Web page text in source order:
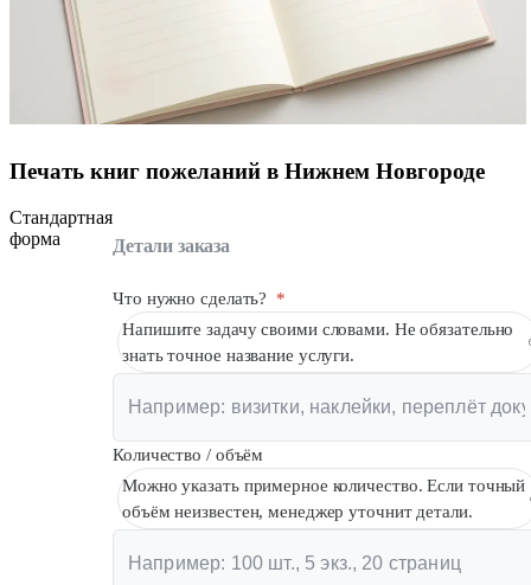
Печать книг пожеланий в Нижнем Новгороде
Стандартная
форма
Детали заказа
Что нужно сделать?
*
Напишите задачу своими словами. Не обязательно
знать точное название услуги.
Количество / объём
Можно указать примерное количество. Если точный
объём неизвестен, менеджер уточнит детали.